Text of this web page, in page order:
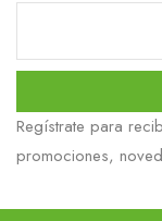
Regístrate para
promociones,